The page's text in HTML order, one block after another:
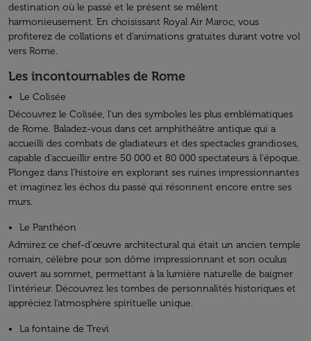
destination où le passé et le présent se mêlent
harmonieusement. En choisissant Royal Air Maroc, vous
profiterez de collations et d’animations gratuites durant votre vol
vers Rome.
Les incontournables de Rome
Le Colisée
Découvrez le Colisée, l'un des symboles les plus emblématiques
de Rome. Baladez-vous dans cet amphithéâtre antique qui a
accueilli des combats de gladiateurs et des spectacles grandioses,
capable d'accueillir entre 50 000 et 80 000 spectateurs à l'époque.
Plongez dans l'histoire en explorant ses ruines impressionnantes
et imaginez les échos du passé qui résonnent encore entre ses
murs.
Le Panthéon
Admirez ce chef-d'œuvre architectural qui était un ancien temple
romain, célèbre pour son dôme impressionnant et son oculus
ouvert au sommet, permettant à la lumière naturelle de baigner
l'intérieur. Découvrez les tombes de personnalités historiques et
appréciez l'atmosphère spirituelle unique.
La fontaine de Trevi